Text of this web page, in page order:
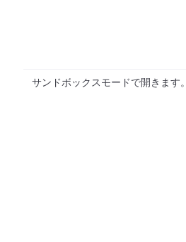
サンドボックスモードで開きます。